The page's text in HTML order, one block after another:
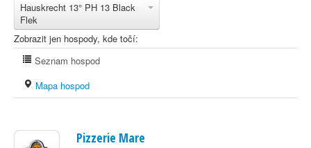
Hauskrecht 13° PH 13 Black
Flek
Zobrazit jen hospody, kde točí:
Seznam hospod
Mapa hospod
Pizzerie Mare